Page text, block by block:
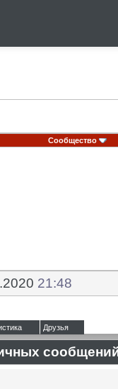
Сообщество
21:48
Друзья